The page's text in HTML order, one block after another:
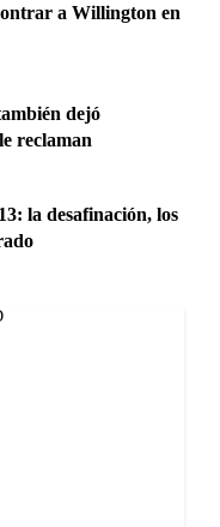
a Willington en
dejó
reclaman
la desafinación, los